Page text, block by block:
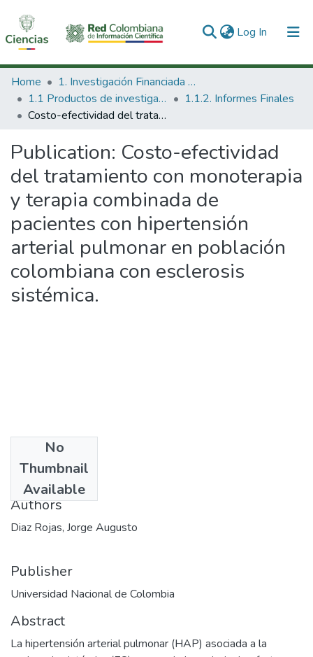
Log In (current)
Communities & Collections
All of DSpace
Home
1. Investigación Financiada con Recursos Públicos
1.1 Productos de investigación
1.1.2. Informes Finales
Costo-efectividad del tratamiento con monoterapia y terapia combinada de pacientes con hipertensión arterial pulmonar en población colombiana con esclerosis sistémica.
Publication: Costo-efectividad
del tratamiento con monoterapia
y terapia combinada de
pacientes con hipertensión
arterial pulmonar en población
colombiana con esclerosis
sistémica.
No
Thumbnail
Available
2015-06-17
Authors
Diaz Rojas, Jorge Augusto
Publisher
Universidad Nacional de Colombia
Abstract
La hipertensión arterial pulmonar (HAP) asociada a la